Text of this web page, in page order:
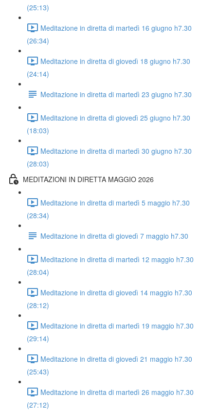
(25:13)
Meditazione in diretta di martedì 16 giugno h7.30
(26:34)
Meditazione in diretta di giovedì 18 giugno h7.30
(24:14)
Meditazione in diretta di martedì 23 giugno h7.30
Meditazione in diretta di giovedì 25 giugno h7.30
(18:03)
Meditazione in diretta di martedì 30 giugno h7.30
(28:03)
MEDITAZIONI IN DIRETTA MAGGIO 2026
Meditazione in diretta di martedì 5 maggio h7.30
(28:34)
Meditazione in diretta di giovedì 7 maggio h7.30
Meditazione in diretta di martedì 12 maggio h7.30
(28:04)
Meditazione in diretta di giovedì 14 maggio h7.30
(28:12)
Meditazione in diretta di martedì 19 maggio h7.30
(29:14)
Meditazione in diretta di giovedì 21 maggio h7.30
(25:43)
Meditazione in diretta di martedì 26 maggio h7.30
(27:12)